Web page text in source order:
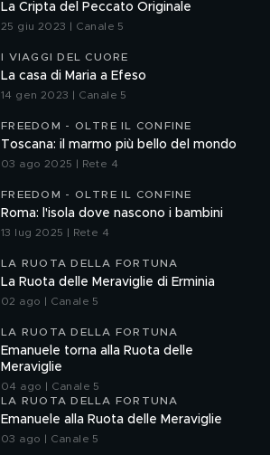
La Cripta del Peccato Originale
25 giu 2023 | Canale 5
I VIAGGI DEL CUORE
La casa di Maria a Efeso
14 gen 2023 | Canale 5
FREEDOM - OLTRE IL CONFINE
Toscana: il marmo più bello del mondo
03 ago 2025 | Rete 4
FREEDOM - OLTRE IL CONFINE
Roma: l'isola dove nascono i bambini
13 lug 2025 | Rete 4
LA RUOTA DELLA FORTUNA
La Ruota delle Meraviglie di Erminia
02 ago | Canale 5
LA RUOTA DELLA FORTUNA
Emanuele torna alla Ruota delle
Meraviglie
04 ago | Canale 5
LA RUOTA DELLA FORTUNA
Emanuele alla Ruota delle Meraviglie
03 ago | Canale 5